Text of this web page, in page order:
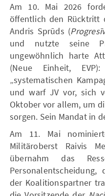
Am 10. Mai 2026
öffentlich den Rücktritt
Andris Sprūds (
und nutzte seine
ungewöhnlich harte
(Neue Einheit,
„systematischen
und warf JV vor, sich
Oktober vor allem, um
sorgen. Sein Mandat in
Am 11. Mai
Militäroberst Raivis
übernahm das
der Koalitionspartner